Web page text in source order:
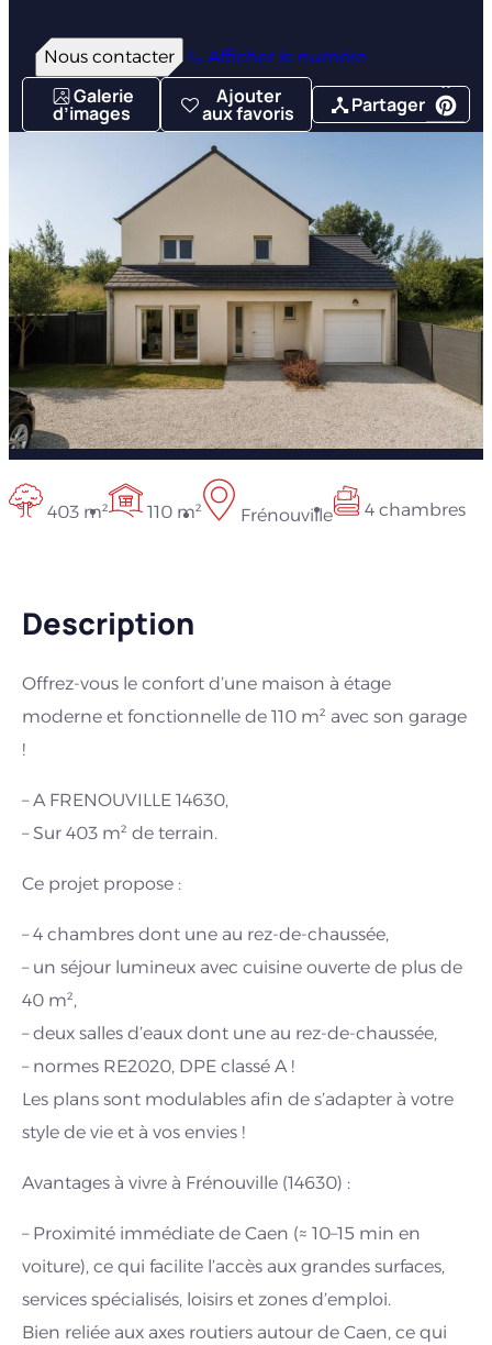
Nous contacter Afficher le numéro
Galerie
d’images
Ajouter
aux favoris Partager
403 m² 110 m² Frénouville 4 chambres
Description
Offrez-vous le confort d’une maison à étage
moderne et fonctionnelle de 110 m² avec son garage
!
– A FRENOUVILLE 14630,
– Sur 403 m² de terrain.
Ce projet propose :
– 4 chambres dont une au rez-de-chaussée,
– un séjour lumineux avec cuisine ouverte de plus de
40 m²,
– deux salles d’eaux dont une au rez-de-chaussée,
– normes RE2020, DPE classé A !
Les plans sont modulables afin de s’adapter à votre
style de vie et à vos envies !
Avantages à vivre à Frénouville (14630) :
– Proximité immédiate de Caen (≈ 10–15 min en
voiture), ce qui facilite l’accès aux grandes surfaces,
services spécialisés, loisirs et zones d’emploi.
Bien reliée aux axes routiers autour de Caen, ce qui